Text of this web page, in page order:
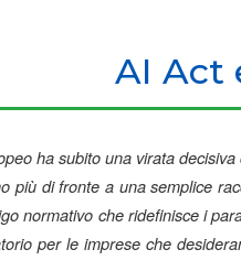
ha subito una virata
più di fronte a una semplice
normativo che ridefinisce i
per le imprese che